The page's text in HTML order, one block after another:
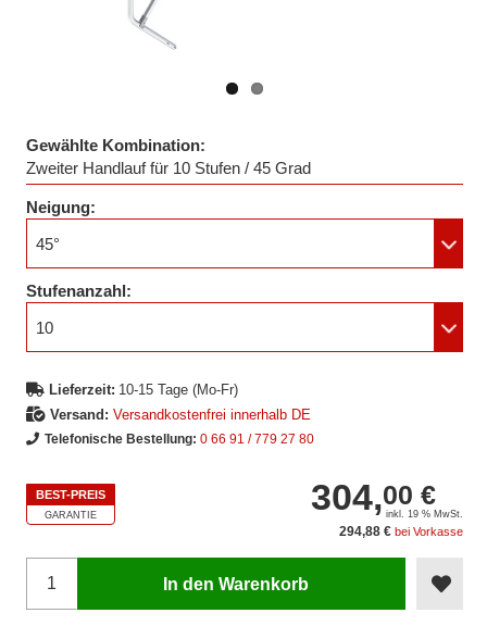
Gewählte Kombination:
Zweiter Handlauf für 10 Stufen / 45 Grad
Neigung:
45°
Stufenanzahl:
10
Lieferzeit: 10-15 Tage (Mo-Fr)
Versand: Versandkostenfrei innerhalb DE
Telefonische Bestellung: 0 66 91 / 779 27 80
BEST-PREIS
GARANTIE 304,00 €
inkl. 19 % MwSt.
294,88 € bei Vorkasse
In den Warenkorb